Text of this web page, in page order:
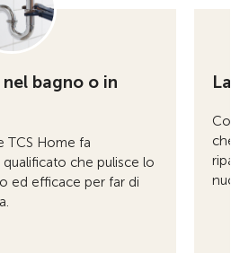
bagno o in
TCS Home fa
che pulisce lo
ed efficace per far di